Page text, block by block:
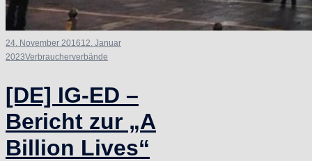
24. November 201612. Januar
2023Verbraucherverbände
[DE] IG-ED –
Bericht zur „A
Billion Lives“